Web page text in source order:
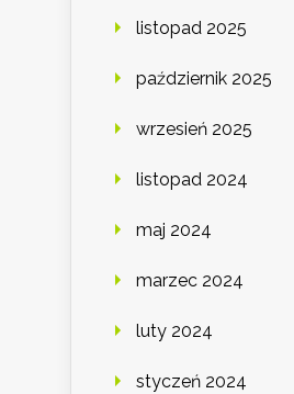
listopad 2025
październik 2025
wrzesień 2025
listopad 2024
maj 2024
marzec 2024
luty 2024
styczeń 2024